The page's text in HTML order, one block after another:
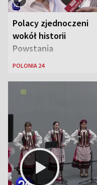
Polacy zjednoczeni
wokół historii
Powstania
Warszawskiego
POLONIA 24